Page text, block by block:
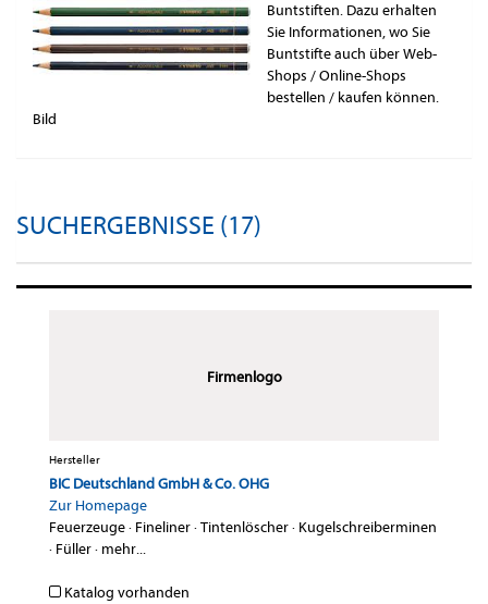
Buntstiften. Dazu erhalten
Sie Informationen, wo Sie
Buntstifte auch über Web-
Shops / Online-Shops
bestellen / kaufen können.
Bild
SUCHERGEBNISSE (17)
Firmenlogo
Hersteller
BIC Deutschland GmbH & Co. OHG
Zur Homepage
Feuerzeuge· Fineliner·Tintenlöscher· Kugelschreiberminen
· Füller· mehr...
Katalog vorhanden